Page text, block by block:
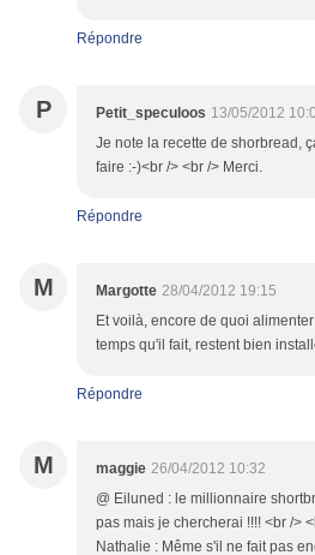
Répondre
P Petit_speculoos 13/05/2012
Je note la recette de shorbread,
faire :-)<br /> <br /> Merci.
Répondre
M Margotte 28/04/2012 19:15
Et voilà, encore de quoi
temps qu'il fait, restent bien
Répondre
M maggie 26/04/2012 10:32
@ Eiluned : le millionnaire
pas mais je chercherai !!!! <br />
Nathalie : Même s'il ne fait pas